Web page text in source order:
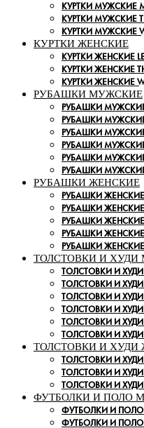
КУРТКИ МУЖСКИЕ
КУРТКИ МУЖСКИЕ
КУРТКИ МУЖСКИЕ
КУРТКИ ЖЕНСКИЕ
КУРТКИ ЖЕНСКИЕ
КУРТКИ ЖЕНСКИЕ
КУРТКИ ЖЕНСКИЕ
РУБАШКИ МУЖСКИЕ
РУБАШКИ МУЖСКИЕ
РУБАШКИ МУЖСКИЕ
РУБАШКИ МУЖСКИЕ
РУБАШКИ
РУБАШКИ
РУБАШКИ МУЖСКИЕ
РУБАШКИ ЖЕНСКИЕ
РУБАШКИ ЖЕНСКИЕ
РУБАШКИ ЖЕНСКИЕ
РУБАШКИ ЖЕНСКИЕ
РУБАШКИ ЖЕНСКИЕ
РУБАШКИ ЖЕНСКИЕ
ТОЛСТОВКИ И
ТОЛСТОВКИ И
ТОЛСТОВКИ И ХУДИ
ТОЛСТОВКИ И ХУДИ
ТОЛСТОВКИ И
ТОЛСТОВКИ И
ТОЛСТОВКИ И ХУДИ
ТОЛСТОВКИ И ХУДИ
ТОЛСТОВКИ И
ТОЛСТОВКИ И ХУДИ
ТОЛСТОВКИ И ХУДИ
ФУТБОЛКИ И ПОЛО
ФУТБОЛКИ И ПОЛО
ФУТБОЛКИ И ПОЛО